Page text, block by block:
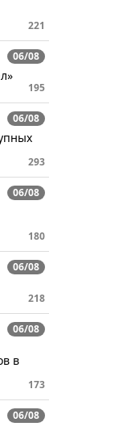
221
06/08
195
06/08
293
06/08
180
06/08
218
06/08
в
173
06/08